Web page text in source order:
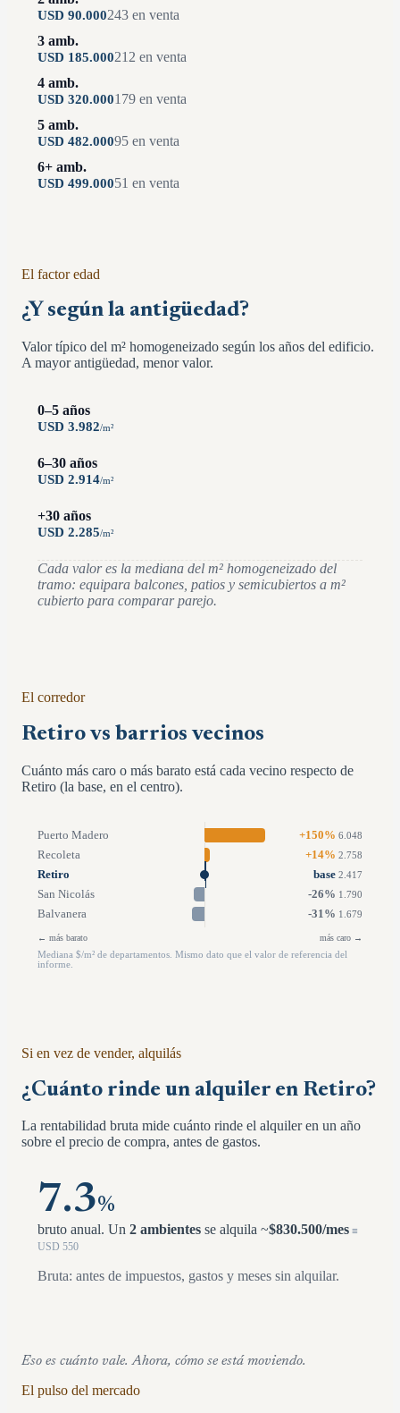
USD 90.000243 en venta
3 amb.
USD 185.000212 en venta
4 amb.
USD 320.000179 en venta
5 amb.
USD 482.00095 en venta
6+ amb.
USD 499.00051 en venta
El factor edad
¿Y según la antigüedad?
Valor típico del m² homogeneizado según los años del edificio.
A mayor antigüedad, menor valor.
0–5 años
USD 3.982/m²
6–30 años
USD 2.914/m²
+30 años
USD 2.285/m²
Cada valor es la mediana del m² homogeneizado del
tramo: equipara balcones, patios y semicubiertos a m²
cubierto para comparar parejo.
El corredor
Retiro vs barrios vecinos
Cuánto más caro o más barato está cada vecino respecto de
Retiro (la base, en el centro).
Puerto Madero +150% 6.048
Recoleta +14% 2.758
Retiro base 2.417
San Nicolás -26% 1.790
Balvanera -31% 1.679
← más barato
más caro →
Mediana $/m² de departamentos. Mismo dato que el valor de referencia del
informe.
Si en vez de vender, alquilás
¿Cuánto rinde un alquiler en Retiro?
La rentabilidad bruta mide cuánto rinde el alquiler en un año
sobre el precio de compra, antes de gastos.
7.3%
bruto anual. Un 2 ambientes se alquila ~$830.500/mes ≡
USD 550
Bruta: antes de impuestos, gastos y meses sin alquilar.
Eso es cuánto vale. Ahora, cómo se está moviendo.
El pulso del mercado